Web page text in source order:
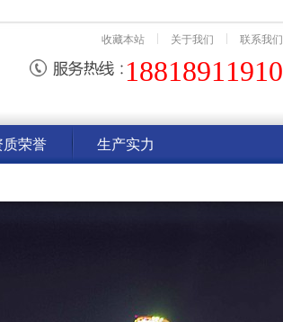
收藏本站 关于我们 联系我们
18818911910
质荣誉 生产实力